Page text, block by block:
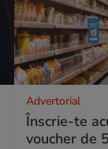
Advertorial
Înscrie-te
voucher de